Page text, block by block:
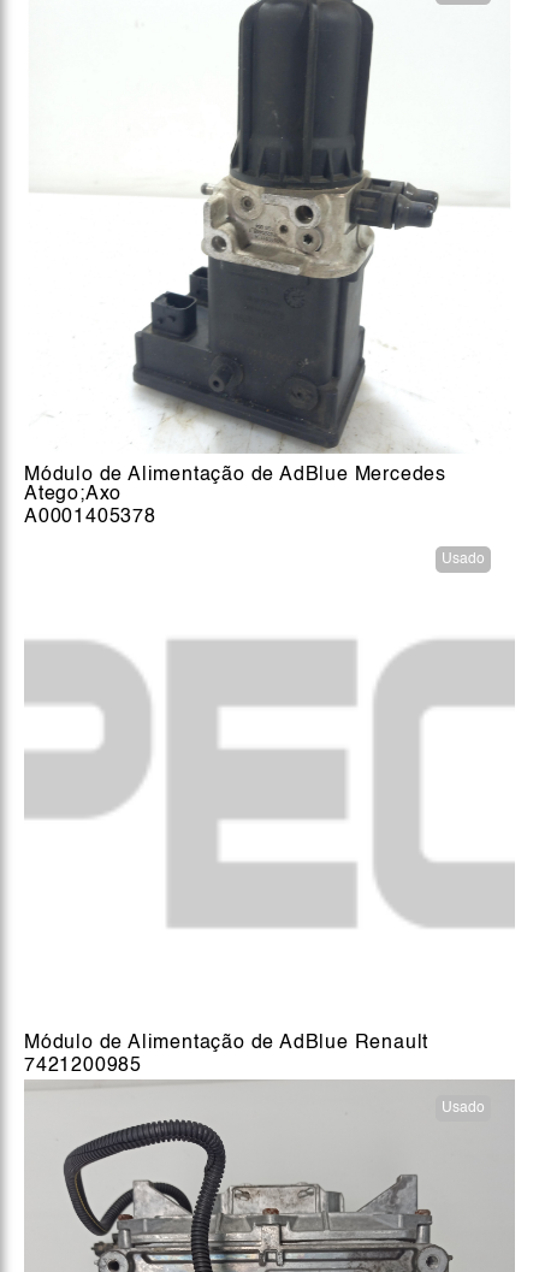
Módulo de Alimentação de AdBlue Mercedes
Atego;Axo
A0001405378
Usado
Módulo de Alimentação de AdBlue Renault
7421200985
Usado